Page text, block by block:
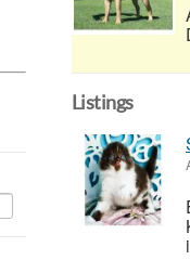
Listings